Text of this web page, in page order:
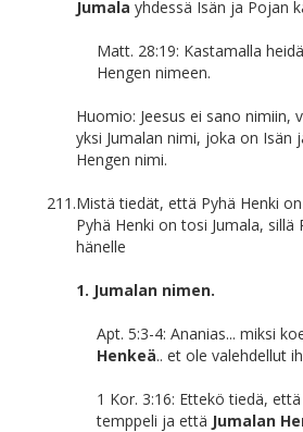
Jumala yhdessä Isän ja Pojan
Matt. 28:19: Kastamalla
Hengen nimeen.
Huomio: Jeesus ei sano nimiin,
yksi Jumalan nimi, joka on Isän
Hengen nimi.
211.Mistä tiedät, että Pyhä Henki
Pyhä Henki on tosi Jumala,
hänelle
1. Jumalan nimen.
Apt. 5:3-4: Ananias... miksi
Henkeä.. et ole valehdellut
1 Kor. 3:16: Ettekö tiedä,
temppeli ja että Jumalan